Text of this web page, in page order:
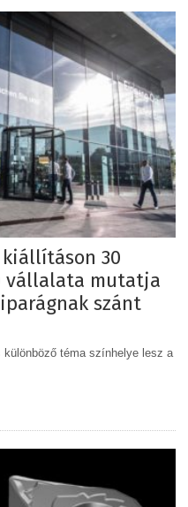
30
vállalata mutatja
szánt
téma színhelye lesz a